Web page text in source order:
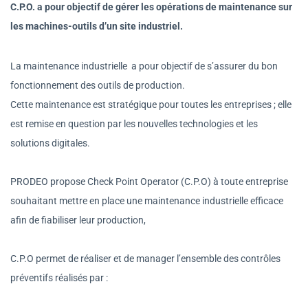
C.P.O. a pour objectif de gérer les opérations de maintenance sur
les machines-outils d’un site industriel.
La maintenance industrielle a pour objectif de s’assurer du bon
fonctionnement des outils de production.
Cette maintenance est stratégique pour toutes les entreprises ; elle
est remise en question par les nouvelles technologies et les
solutions digitales.
PRODEO propose Check Point Operator (C.P.O) à toute entreprise
souhaitant mettre en place une maintenance industrielle efficace
afin de fiabiliser leur production,
C.P.O permet de réaliser et de manager l’ensemble des contrôles
préventifs réalisés par :